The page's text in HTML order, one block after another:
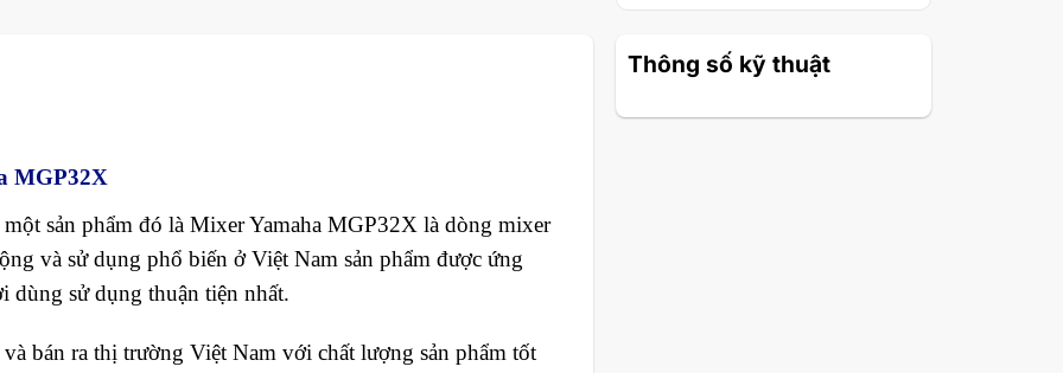
MGP32X
sản phẩm đó là Mixer Yamaha MGP32X là dòng mixer
và sử dụng phổ biến ở Việt Nam sản phẩm được ứng
dùng sử dụng thuận tiện nhất.
bán ra thị trường Việt Nam với chất lượng sản phẩm tốt
Thông số kỹ thuật